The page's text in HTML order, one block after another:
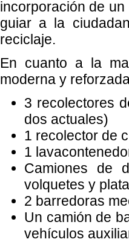
incorporación de
guiar a la
reciclaje.
En cuanto a la
moderna y
3 recolectores
dos actuales)
1 recolector de
1
Camiones de
volquetes y
2 barredoras
Un camión de
vehículos